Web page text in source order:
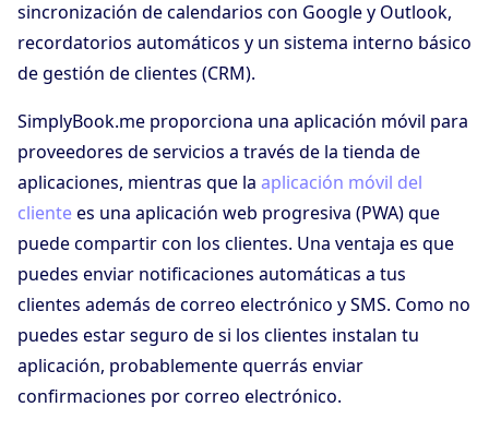
sincronización de calendarios con Google y Outlook,
recordatorios automáticos y un sistema interno básico
de gestión de clientes (CRM).
SimplyBook.me proporciona una aplicación móvil para
proveedores de servicios a través de la tienda de
aplicaciones, mientras que la aplicación móvil del
clientees una aplicación web progresiva (PWA) que
puede compartir con los clientes. Una ventaja es que
puedes enviar notificaciones automáticas a tus
clientes además de correo electrónico y SMS. Como no
puedes estar seguro de si los clientes instalan tu
aplicación, probablemente querrás enviar
confirmaciones por correo electrónico.